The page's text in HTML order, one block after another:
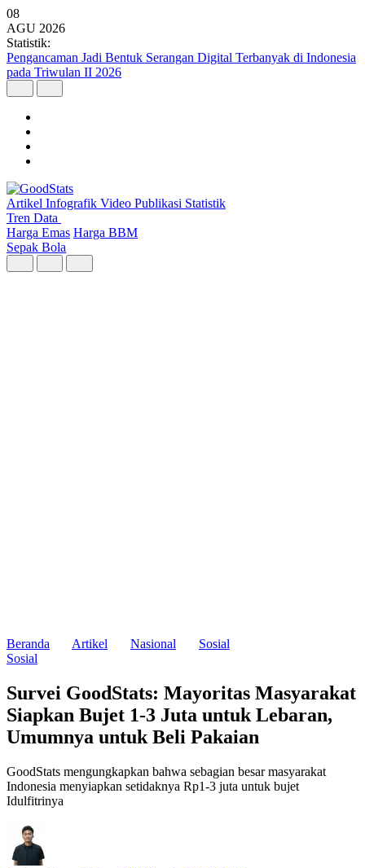
08
AGU 2026
Statistik:
Pengancaman Jadi Bentuk Serangan Digital Terbanyak di Indonesia
pada Triwulan II 2026
Artikel Infografik Video Publikasi Statistik
Tren Data
Harga Emas Harga BBM
Sepak Bola
Beranda Artikel Nasional
Sosial
Sosial
Survei GoodStats: Mayoritas Masyarakat
Siapkan Bujet 1-3 Juta untuk Lebaran,
Umumnya untuk Beli Pakaian
GoodStats mengungkapkan bahwa sebagian besar masyarakat
Indonesia menyiapkan setidaknya Rp1-3 juta untuk bujet
Idulfitrinya